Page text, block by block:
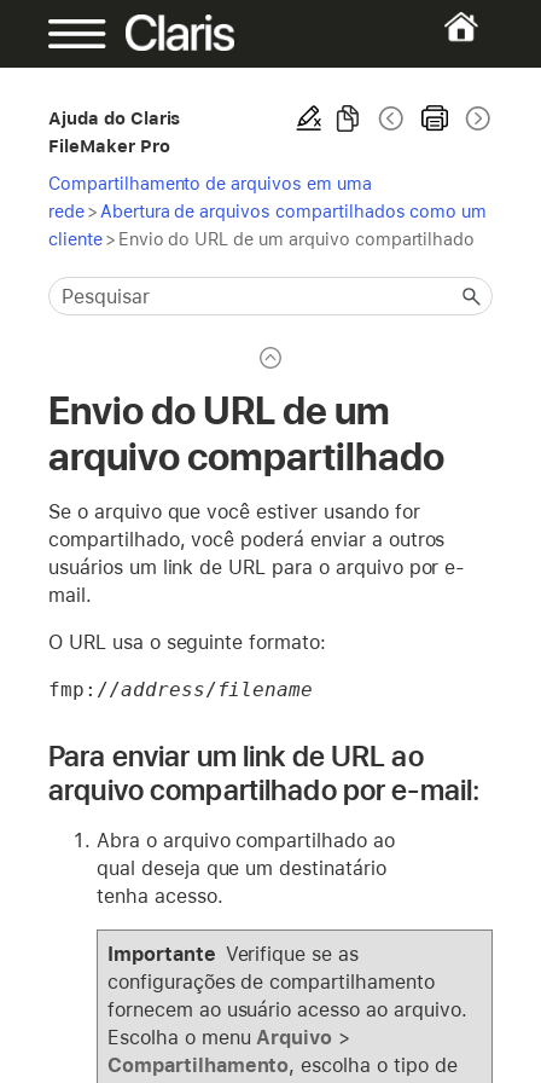
Ajuda do Claris
FileMaker Pro
Compartilhamento de arquivos em uma
rede> Abertura de arquivos compartilhados como um
cliente> Envio do URL de um arquivo compartilhado
Envio do URL de um
arquivo compartilhado
Se o arquivo que você estiver usando for
compartilhado, você poderá enviar a outros
usuários um link de URL para o arquivo por e-
mail.
O URL usa o seguinte formato:
fmp://address/filename
Para enviar um link de URL ao
arquivo compartilhado por e-mail:
Abra o arquivo compartilhado ao
qual deseja que um destinatário
tenha acesso.
Importante Verifique se as
configurações de compartilhamento
fornecem ao usuário acesso ao arquivo.
Escolha o menuArquivo >
Compartilhamento, escolha o tipo de